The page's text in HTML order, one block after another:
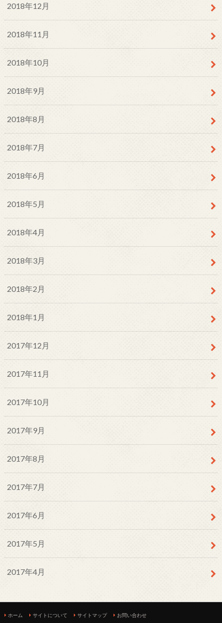
2018年12月
2018年11月
2018年10月
2018年9月
2018年8月
2018年7月
2018年6月
2018年5月
2018年4月
2018年3月
2018年2月
2018年1月
2017年12月
2017年11月
2017年10月
2017年9月
2017年8月
2017年7月
2017年6月
2017年5月
2017年4月
ホーム サイトについて サイトマップ お問い合わせ